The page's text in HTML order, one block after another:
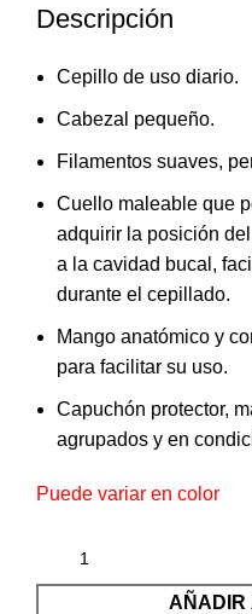
Descripción
Cepillo de uso diario.
Cabezal pequeño.
Filamentos suaves,
Cuello maleable que
adquirir la posición
a la cavidad bucal,
durante el cepillado.
Mango anatómico y
para facilitar su uso.
Capuchón protector,
agrupados y en
Puede variar en color
AÑADIR